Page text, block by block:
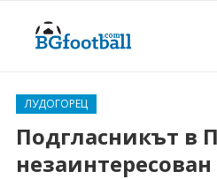
ЛУДОГОРЕЦ
Подгласникът в